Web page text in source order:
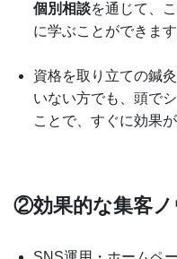
個別相談を通じて、
に学ぶことができます
資格を取り立ての鍼
いない方でも、頭で
ことで、すぐに効果
②効果的な集客